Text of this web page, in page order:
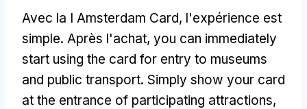
Avec la I Amsterdam Card, l'expérience est
simple. Après l'achat, you can immediately
start using the card for entry to museums
and public transport. Simply show your card
at the entrance of participating attractions,